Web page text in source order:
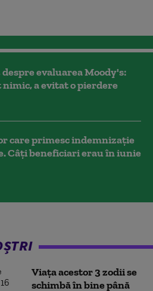
evaluarea Moody's:
a evitat o pierdere
care primesc indemnizaţie
Câți beneficiari erau în iunie
Viața acestor 3 zodii se
schimbă în bine până